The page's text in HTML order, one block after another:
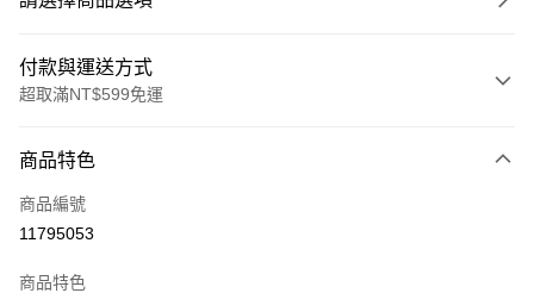
付款與運送方式
超取滿NT$599免運
信用卡一次付款
超商取貨付款
商品特色
商品編號
11795053
商品特色